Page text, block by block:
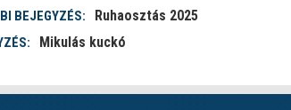
BEJEGYZÉS: Ruhaosztás 2025
Mikulás kuckó